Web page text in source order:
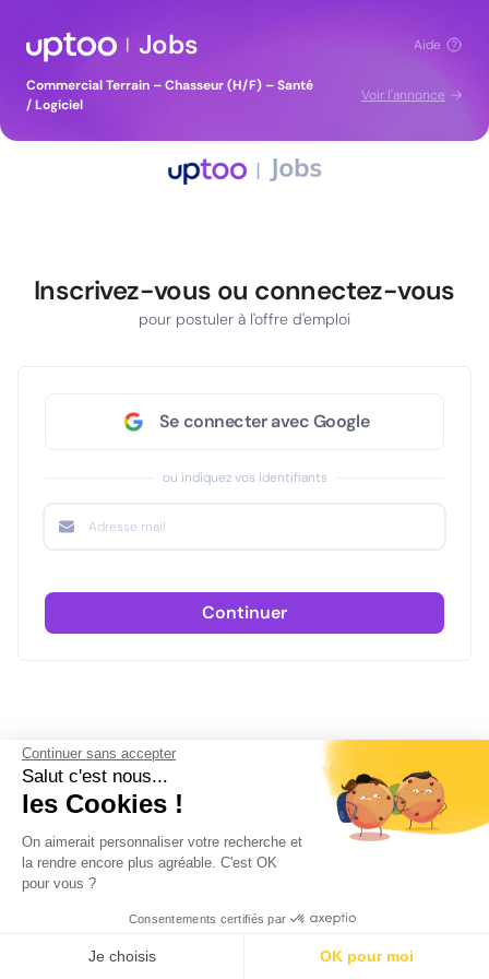
Continuer sans accepter
Salut c'est nous...
les Cookies !
On aimerait personnaliser votre recherche et
la rendre encore plus agréable. C'est OK
pour vous ?
Consentements certifiés par
Je choisis OK pour moi
| Jobs Aide
Commercial Terrain – Chasseur (H/F) – Santé
/ Logiciel
Voir l'annonce
Inscrivez-vous ou connectez-vous
pour postuler à l'offre d'emploi
Se connecter avec Google
ou indiquez vos identifiants
Continuer